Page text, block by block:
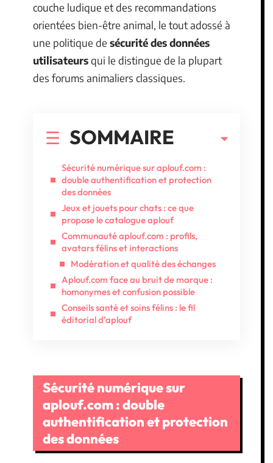
couche ludique et des recommandations
orientées bien-être animal, le tout adossé à
une politique de sécurité des données
utilisateursqui le distingue de la plupart
des forums animaliers classiques.
SOMMAIRE
Sécurité numérique sur aplouf.com :
double authentification et protection
des données
Jeux et jouets pour chats : ce que
propose le catalogue aplouf
Communauté aplouf.com : profils,
avatars félins et interactions
Modération et qualité des échanges
Aplouf.com face au bruit de marque :
homonymes et confusion possible
Conseils santé et soins félins : le fil
éditorial d’aplouf
Sécurité numérique sur
aplouf.com : double
authentification et protection
des données